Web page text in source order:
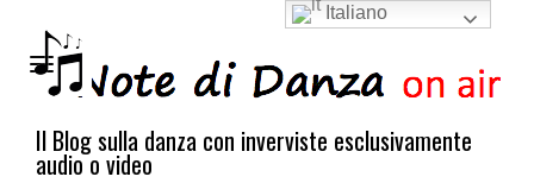
Il Blog sulla danza con inverviste esclusivamente
audio o video
Italiano